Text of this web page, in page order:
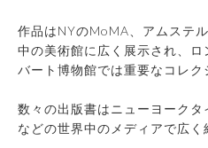
作品はNYのMoMA、アムステ
中の美術館に広く展示され、
バート博物館では重要なコレク
数々の出版書はニューヨーク
などの世界中のメディアで広く